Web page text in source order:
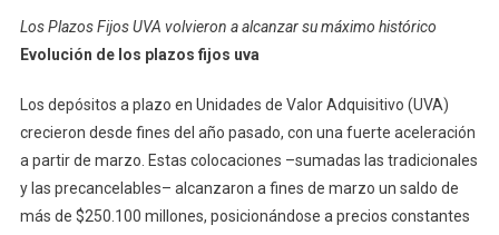
Los Plazos Fijos UVA volvieron a alcanzar su máximo histórico
Evolución de los plazos fijos uva
Los depósitos a plazo en Unidades de Valor Adquisitivo (UVA)
crecieron desde fines del año pasado, con una fuerte aceleración
a partir de marzo. Estas colocaciones –sumadas las tradicionales
y las precancelables– alcanzaron a fines de marzo un saldo de
más de $250.100 millones, posicionándose a precios constantes